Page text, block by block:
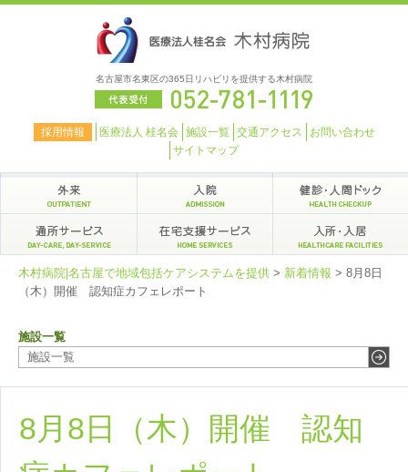
名古屋市名東区の365日リハビリを提供する木村病院
採用情報 医療法人 桂名会 施設一覧 交通アクセス
お問い合わせ
サイトマップ
木村病院|名古屋で地域包括ケアシステムを提供 > 新着情報 > 8月8日
（木）開催 認知症カフェレポート
施設一覧
施設一覧
8月8日（木）開催 認知